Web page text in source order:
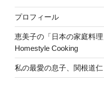
プロフィール
恵美子の「日本の家庭料
Homestyle Cooking
私の最愛の息子、関根道仁